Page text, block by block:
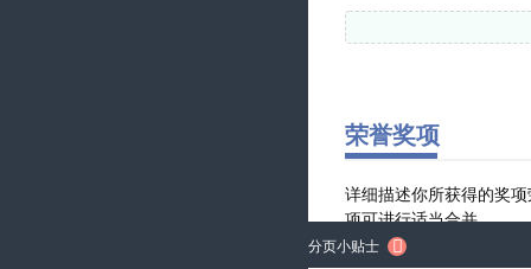
荣誉奖项
分页小贴士 